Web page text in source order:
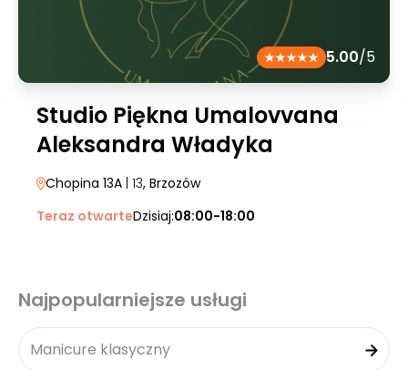
5.00/5
Studio Piękna Umalovvana
Aleksandra Władyka
Chopina 13A | 13, Brzozów
Teraz otwarteDzisiaj:08:00-18:00
Najpopularniejsze usługi
Manicure klasyczny